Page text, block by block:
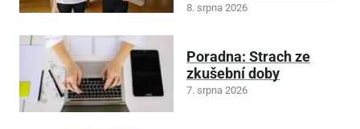
8. srpna 2026
Poradna: Strach ze
zkušební doby
7. srpna 2026